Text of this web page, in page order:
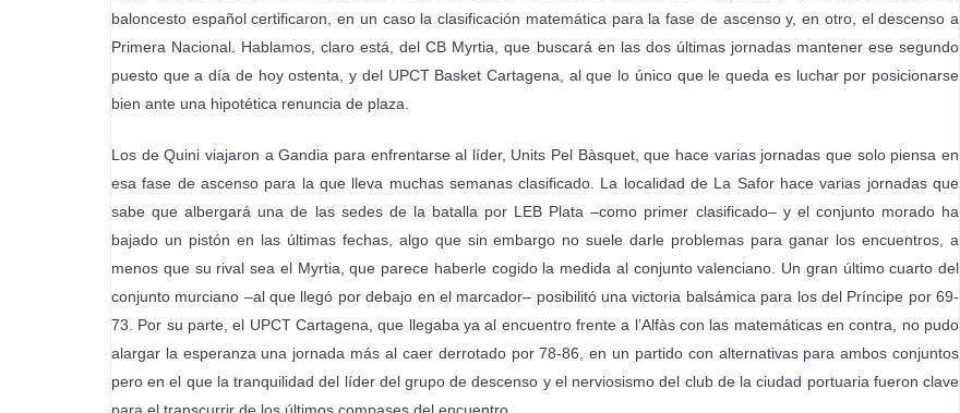
baloncesto español certificaron, en un caso la clasificación matemática para la fase de ascenso y, en otro, el descenso a
Primera Nacional. Hablamos, claro está, del CB Myrtia, que buscará en las dos últimas jornadas mantener ese segundo
puesto que a día de hoy ostenta, y del UPCT Basket Cartagena, al que lo único que le queda es luchar por posicionarse
bien ante una hipotética renuncia de plaza.
Los de Quini viajaron a Gandia para enfrentarse al líder, Units Pel Bàsquet, que hace varias jornadas que solo piensa en
esa fase de ascenso para la que lleva muchas semanas clasificado. La localidad de La Safor hace varias jornadas que
sabe que albergará una de las sedes de la batalla por LEB Plata –como primer clasificado– y el conjunto morado ha
bajado un pistón en las últimas fechas, algo que sin embargo no suele darle problemas para ganar los encuentros, a
menos que su rival sea el Myrtia, que parece haberle cogido la medida al conjunto valenciano. Un gran último cuarto del
conjunto murciano –al que llegó por debajo en el marcador– posibilitó una victoria balsámica para los del Príncipe por 69-
73. Por su parte, el UPCT Cartagena, que llegaba ya al encuentro frente a l’Alfàs con las matemáticas en contra, no pudo
alargar la esperanza una jornada más al caer derrotado por 78-86, en un partido con alternativas para ambos conjuntos
pero en el que la tranquilidad del líder del grupo de descenso y el nerviosismo del club de la ciudad portuaria fueron clave